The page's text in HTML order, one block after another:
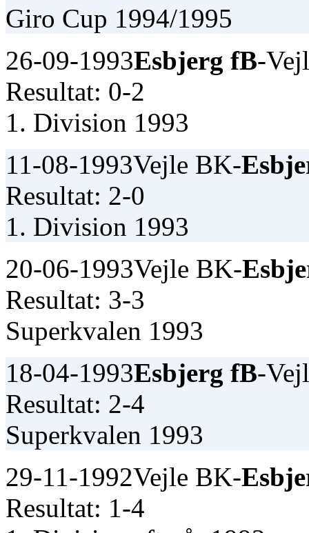
Giro Cup 1994/1995
26-09-1993Esbjerg fB-
Resultat: 0-2
1. Division 1993
11-08-1993Vejle BK-
Resultat: 2-0
1. Division 1993
20-06-1993Vejle BK-
Resultat: 3-3
Superkvalen 1993
18-04-1993Esbjerg fB-
Resultat: 2-4
Superkvalen 1993
29-11-1992Vejle BK-
Resultat: 1-4